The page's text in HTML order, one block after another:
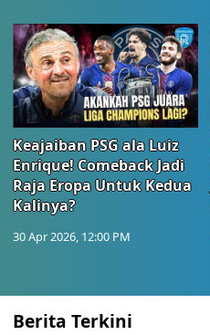
Keajaiban PSG ala Luiz
Enrique! Comeback Jadi
Raja Eropa Untuk Kedua
Kalinya?
30 Apr 2026, 12:00 PM
Berita Terkini